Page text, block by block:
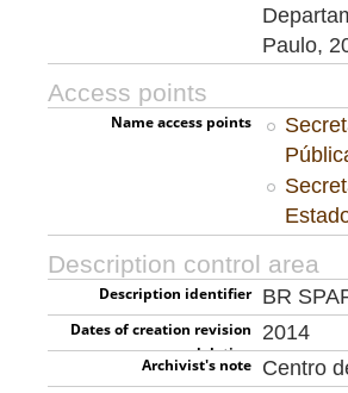
Paulo,
Access points
Name access points
Description control area
Description identifier BR
Dates of creation revision
deletion
2014
Archivist's note Centro